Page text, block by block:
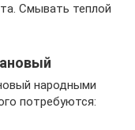
Смывать теплой
народными
потребуются: